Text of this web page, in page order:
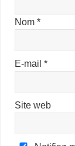
Nom*
E-mail*
Site web